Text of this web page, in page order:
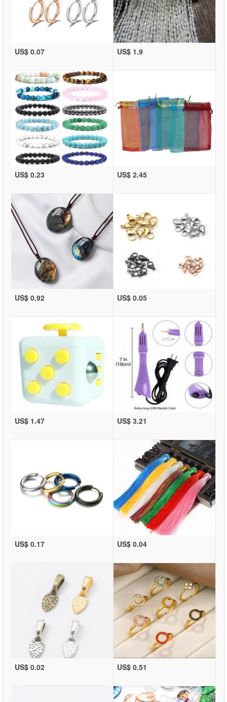
US$ 0.07 US$ 1.9
US$ 0.23 US$ 2.45
US$ 0.92 US$ 0.05
US$ 1.47 US$ 3.21
US$ 0.17 US$ 0.04
US$ 0.02 US$ 0.51